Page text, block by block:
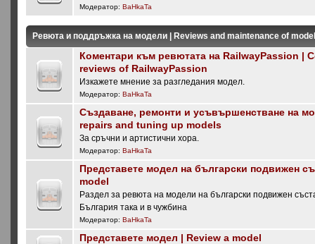
Модератор:BaHkaTa
Ревюта и поддръжка на модели | Reviews and maintenance of
Коментари към ревютата на RailwayPassion |
reviews of RailwayPassion
Изкажете мнение за разгледания модел.
Модератор:BaHkaTa
Създаване, ремонти и усъвършенстване на
repairs and tuning up models
За сръчни и артистични хора.
Модератор:BaHkaTa
Представете модел на български подвижен
model
Раздел за ревюта на модели на български подвижен
България така и в чужбина
Модератор:BaHkaTa
Представете модел | Review a model